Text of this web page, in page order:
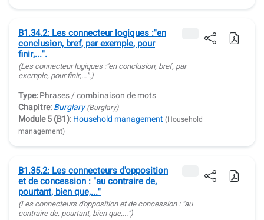
B1.34.2: Les connecteur logiques :"en
conclusion, bref, par exemple, pour
finir,...".
(Les connecteur logiques :"en conclusion, bref, par
exemple, pour finir,...".)
Type:Phrases / combinaison de mots
Chapitre:Burglary (Burglary)
Module 5 (B1):Household management (Household
management)
B1.35.2: Les connecteurs d'opposition
et de concession : "au contraire de,
pourtant, bien que,..."
(Les connecteurs d'opposition et de concession : "au
contraire de, pourtant, bien que,...")